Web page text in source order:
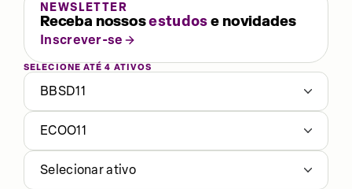
NEWSLETTER
Receba nossosestudose novidades
Inscrever-se
SELECIONE ATÉ 4 ATIVOS
BBSD11
ECOO11
Selecionar ativo